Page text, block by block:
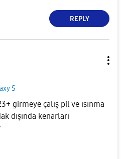
REPLY
S
girmeye çalış pil ve ısınma
dışında kenarları